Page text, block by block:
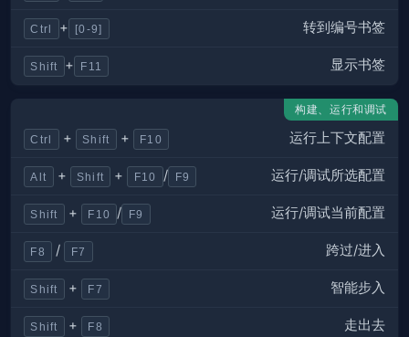
Ctrl + [0-9] 转到编号书签
Shift + F11 显示书签
构建、运行和调试
Ctrl + Shift + F10 运行上下文配置
Alt + Shift + F10 / F9 运行/调试所选配置
Shift + F10 / F9 运行/调试当前配置
F8 / F7 跨过/进入
Shift + F7 智能步入
Shift + F8 走出去